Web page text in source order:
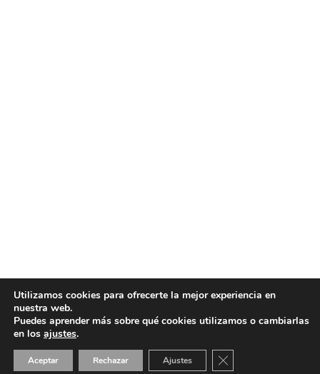
Utilizamos cookies para ofrecerte la mejor experiencia en
nuestra web.
Puedes aprender más sobre qué cookies utilizamos o cambiarlas
en los ajustes.
Aceptar Rechazar Ajustes Cerrar el banner de